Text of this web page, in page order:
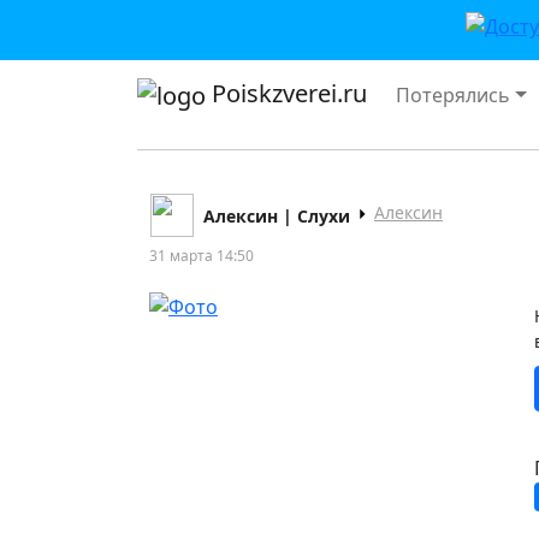
Poiskzverei.ru Потерялись
Алексин | Слухи Алексин
31 марта 14:50